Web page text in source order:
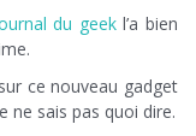
du geekl’a bien
ce nouveau gadget
ne sais pas quoi dire.